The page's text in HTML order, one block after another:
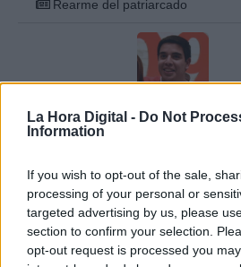
La Hora Digital - Do Not
Information
If you wish to opt-out of the sale,
processing of your personal or
targeted advertising by us, please
section to confirm your selection.
opt-out request is processed you
Rearme del patriarcado
André
Andrés